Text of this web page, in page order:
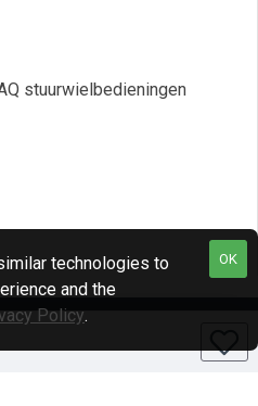
stuurwielbedieningen
Alle rechten voorbehouden
OK
technologies to
and the
Policy.